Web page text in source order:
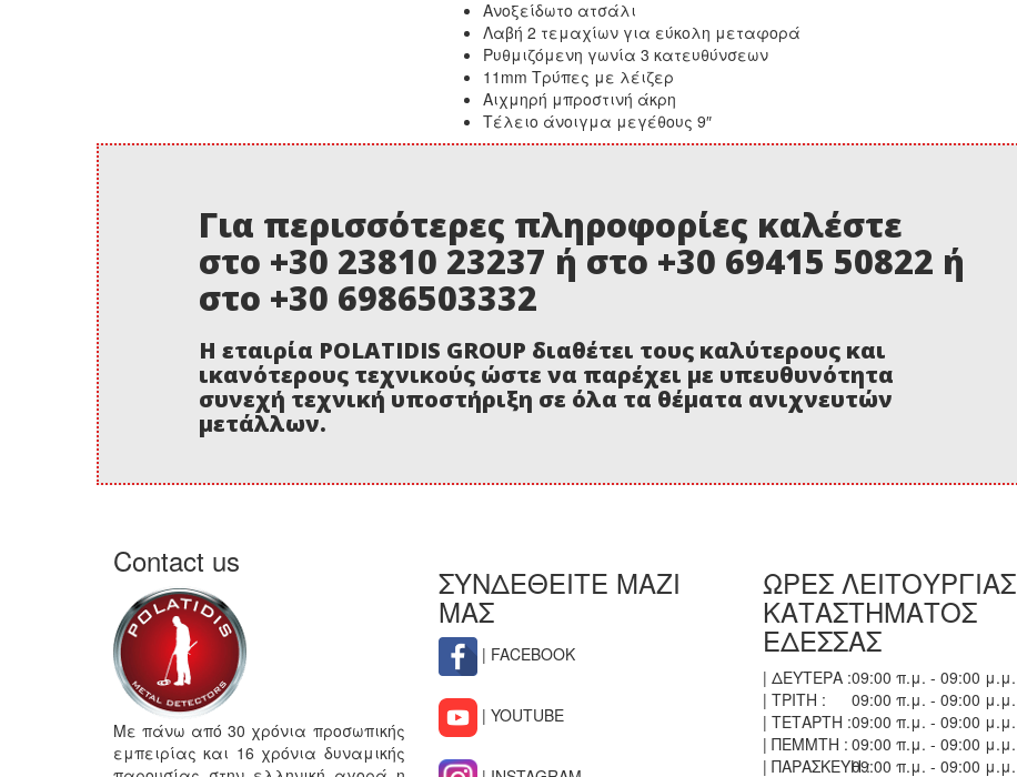
Ανοξείδωτο ατσάλι
Λαβή 2 τεμαχίων για εύκολη μεταφορά
Ρυθμιζόμενη γωνία 3 κατευθύνσεων
11mm Τρύπες με λέιζερ
Αιχμηρή μπροστινή άκρη
Τέλειο άνοιγμα μεγέθους 9″
Για περισσότερες πληροφορίες καλέστε
στο +30 23810 23237 ή στο +30 69415 50822 ή
στο +30 6986503332
Η εταιρία POLATIDIS GROUP διαθέτει τους καλύτερους και
ικανότερους τεχνικούς ώστε να παρέχει με υπευθυνότητα
συνεχή τεχνική υποστήριξη σε όλα τα θέματα ανιχνευτών
μετάλλων.
Contact us
Με πάνω από 30 χρόνια προσωπικής
εμπειρίας και 16 χρόνια δυναμικής
ΣΥΝΔΕΘΕΙΤΕ ΜΑΖΙ
ΜΑΣ
| FACEBOOK
| YOUTUBE
ΩΡΕΣ ΛΕΙΤΟΥΡΓΙΑΣ
ΚΑΤΑΣΤΗΜΑΤΟΣ
ΕΔΕΣΣΑΣ
| ΔΕΥΤΕΡΑ :09:00 π.μ. - 09:00 μ.μ.
| ΤΡΙΤΗ :
09:00 π.μ. - 09:00 μ.μ.
| ΤΕΤΑΡΤΗ :09:00 π.μ. - 09:00 μ.μ.
| ΠΕΜΜΤΗ : 09:00 π.μ. - 09:00 μ.μ.
| ΠΑΡΑΣΚΕΥΗ :09:00 π.μ. - 09:00 μ.μ.